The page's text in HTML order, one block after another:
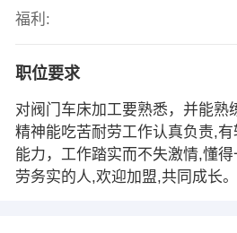
福利:
职位要求
对阀门车床加工要熟悉，并能熟
精神能吃苦耐劳工作认真负责,
能力，工作踏实而不失激情,懂
劳务实的人,欢迎加盟,共同成长。